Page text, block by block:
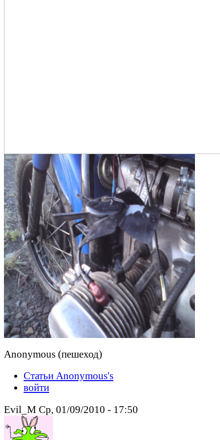
Anonymous (пешеход)
Статьи Anonymous's
войти
Evil_M Ср, 01/09/2010 - 17:50